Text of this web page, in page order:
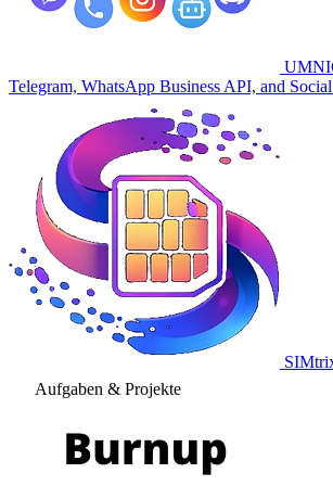
Telegram, WhatsApp Business API, and
Aufgaben & Projekte